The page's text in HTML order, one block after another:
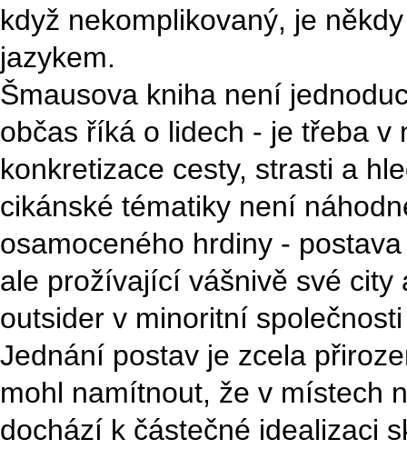
když nekomplikovaný, je
jazykem.
Šmausova kniha není
občas říká o lidech - je třeba v
konkretizace cesty, strasti a
cikánské tématiky není
osamoceného hrdiny -
ale prožívající vášnivě své
outsider v minoritní
Jednání postav je zcela
mohl namítnout, že v místech
dochází k částečné idealizaci